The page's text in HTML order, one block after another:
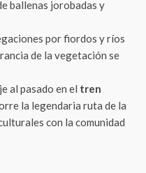
ballenas jorobadas y
por fiordos y ríos
de la vegetación se
al pasado en el tren
la legendaria ruta de la
con la comunidad